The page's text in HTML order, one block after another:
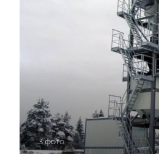
3 фото